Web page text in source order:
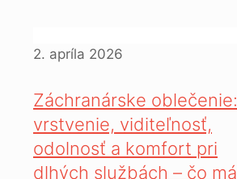
2. apríla 2026
Záchranárske oblečenie:
vrstvenie, viditeľnosť,
odolnosť a komfort pri
dlhých službách – čo má